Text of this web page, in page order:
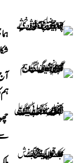
شکار، 7